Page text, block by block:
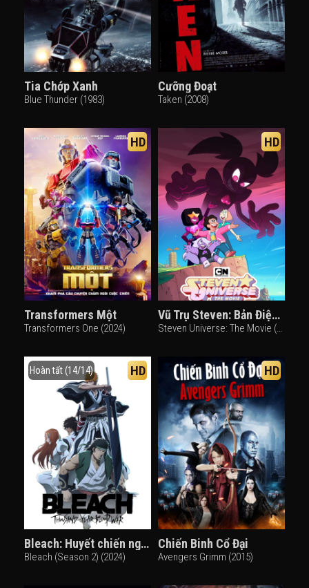
Tia Chớp Xanh
Blue Thunder (1983)
Cưỡng Đoạt
Taken (2008)
HD
Transformers Một
Transformers One (2024)
HD
Vũ Trụ Steven: Bản Điện Ảnh
Steven Universe: The Movie (2019)
Hoàn tất (14/14) HD
Bleach: Huyết chiến ngàn năm (Part 3)
Bleach (Season 2) (2024)
HD
Chiến Binh Cổ Đại
Avengers Grimm (2015)